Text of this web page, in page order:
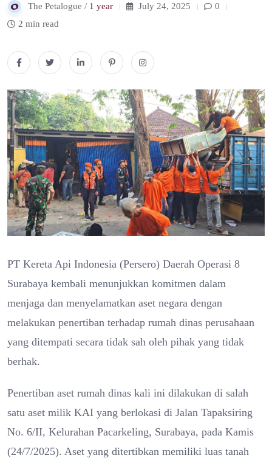
The Petalogue / 1 year July 24, 2025
0
2 min read
PT Kereta Api Indonesia (Persero) Daerah Operasi 8
Surabaya kembali menunjukkan komitmen dalam
menjaga dan menyelamatkan aset negara dengan
melakukan penertiban terhadap rumah dinas perusahaan
yang ditempati secara tidak sah oleh pihak yang tidak
berhak.
Penertiban aset rumah dinas kali ini dilakukan di salah
satu aset milik KAI yang berlokasi di Jalan Tapaksiring
No. 6/II, Kelurahan Pacarkeling, Surabaya, pada Kamis
(24/7/2025). Aset yang ditertibkan memiliki luas tanah